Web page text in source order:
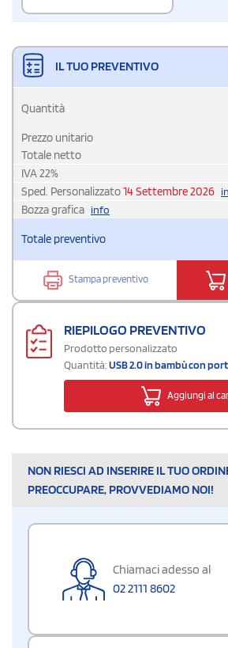
IL TUO PREVENTIVO
Quantità
Prezzo unitario
Totale netto
IVA22%
Sped. Personalizzato14 Settembre 2026
Bozza grafica info
Totale preventivo
Stampa preventivo
RIEPILOGO PREVENTIVO
Prodotto personalizzato
Quantità:USB 2.0 in bambù con
Aggiungi al
NON RIESCI AD INSERIRE IL TUO
PREOCCUPARE, PROVVEDIAMO NOI!
Chiamaci adesso al
02 2111 8602